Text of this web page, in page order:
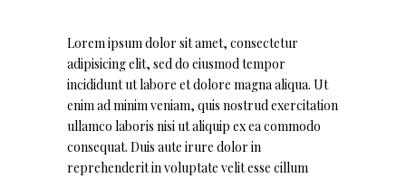
Lorem ipsum dolor sit amet, consectetur
adipisicing elit, sed do eiusmod tempor
incididunt ut labore et dolore magna aliqua. Ut
enim ad minim veniam, quis nostrud exercitation
ullamco laboris nisi ut aliquip ex ea commodo
consequat. Duis aute irure dolor in
reprehenderit in voluptate velit esse cillum